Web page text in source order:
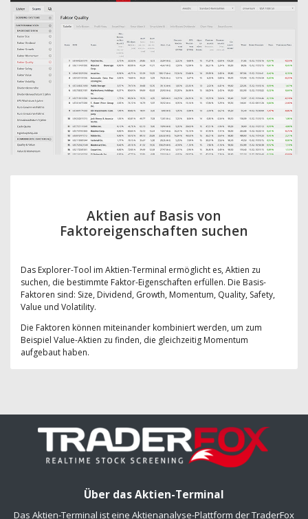
Aktien auf Basis von
Faktoreigenschaften suchen
Das Explorer-Tool im Aktien-Terminal ermöglicht es, Aktien zu
suchen, die bestimmte Faktor-Eigenschaften erfüllen. Die Basis-
Faktoren sind: Size, Dividend, Growth, Momentum, Quality, Safety,
Value und Volatility.
Die Faktoren können miteinander kombiniert werden, um zum
Beispiel Value-Aktien zu finden, die gleichzeitig Momentum
aufgebaut haben.
Über das Aktien-Terminal
Das Aktien-Terminal ist eine Aktienanalyse-Plattform der TraderFox